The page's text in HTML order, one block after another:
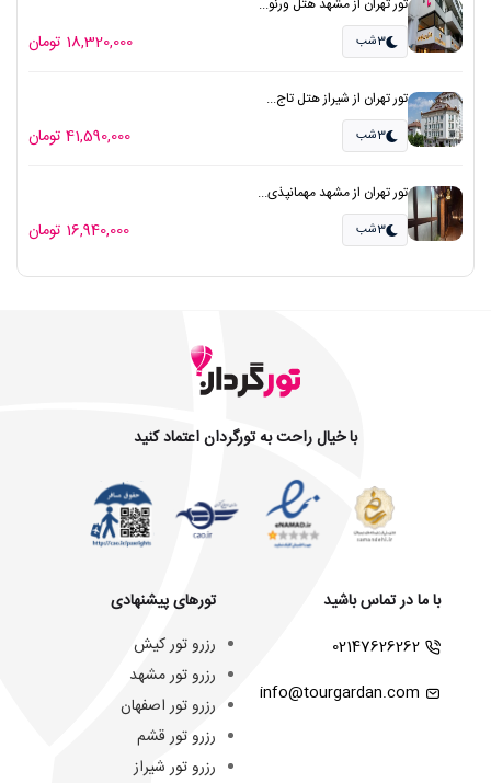
تور تهران از مشهد هتل ورنو...
3شب 18,320,000 تومان
تور تهران از شیراز هتل تاج...
3شب 41,590,000 تومان
تور تهران از مشهد مهمانپذی...
3شب 16,940,000 تومان
با خیال راحت به تورگردان اعتماد کنید
با ما در تماس باشید
02147626262
info@tourgardan.com
تورهای پیشنهادی
رزرو تور کیش
رزرو تور مشهد
رزرو تور اصفهان
رزرو تور قشم
رزرو تور شیراز